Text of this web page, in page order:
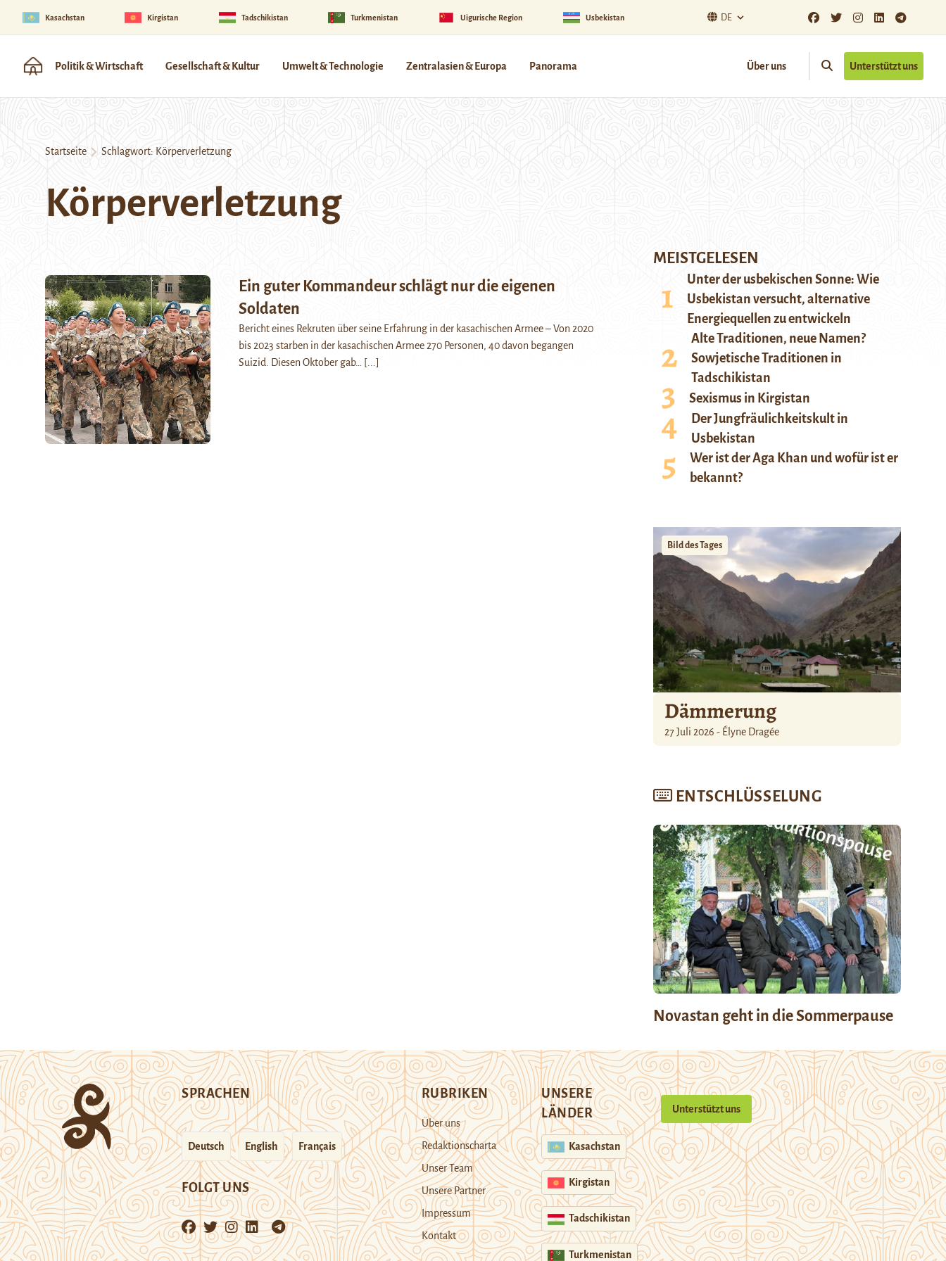
Kasachstan Kirgistan Tadschikistan Turkmenistan Uigurische Region Usbekistan DE
Politik & Wirtschaft Gesellschaft & Kultur Umwelt & Technologie Zentralasien & Europa Panorama Über uns Unterstützt uns
Startseite Schlagwort: Körperverletzung
Körperverletzung
Ein guter Kommandeur schlägt nur die eigenen
Soldaten
Bericht eines Rekruten über seine Erfahrung in der kasachischen Armee – Von 2020
bis 2023 starben in der kasachischen Armee 270 Personen, 40 davon begangen
Suizid. Diesen Oktober gab…
[...]
MEISTGELESEN
Unter der usbekischen Sonne: Wie
Usbekistan versucht, alternative
Energiequellen zu entwickeln
Alte Traditionen, neue Namen?
Sowjetische Traditionen in
Tadschikistan
Sexismus in Kirgistan
Der Jungfräulichkeitskult in
Usbekistan
Wer ist der Aga Khan und wofür ist er
bekannt?
Bild des Tages
Dämmerung
27 Juli 2026 - Élyne Dragée
ENTSCHLÜSSELUNG
Novastan geht in die Sommerpause
SPRACHEN
Deutsch English Français
FOLGT UNS
RUBRIKEN
Über uns
Redaktionscharta
Unser Team
Unsere Partner
Impressum
Kontakt
UNSERE
LÄNDER
Kasachstan
Kirgistan
Tadschikistan
Turkmenistan
Unterstützt uns